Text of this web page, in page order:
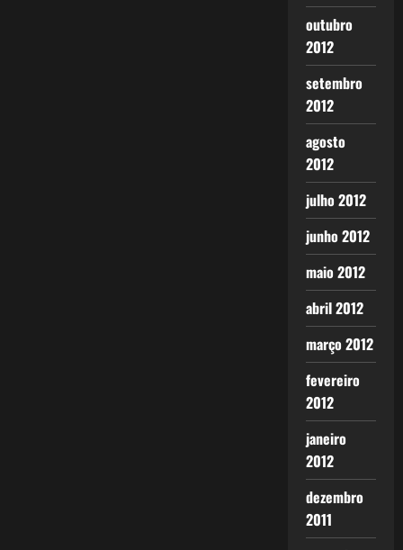
outubro
2012
setembro
2012
agosto
2012
julho 2012
junho 2012
maio 2012
abril 2012
março 2012
fevereiro
2012
janeiro
2012
dezembro
2011